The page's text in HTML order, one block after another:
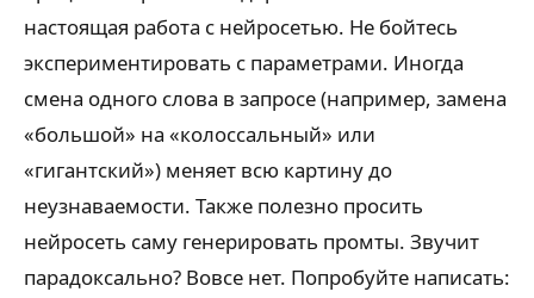
настоящая работа с нейросетью. Не бойтесь
экспериментировать с параметрами. Иногда
смена одного слова в запросе (например, замена
«большой» на «колоссальный» или
«гигантский») меняет всю картину до
неузнаваемости. Также полезно просить
нейросеть саму генерировать промты. Звучит
парадоксально? Вовсе нет. Попробуйте написать: